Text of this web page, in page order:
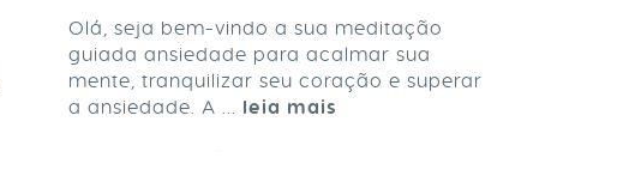
Olá, seja bem-vindo a sua meditação
guiada ansiedade para acalmar sua
mente, tranquilizar seu coração e superar
a ansiedade. A ... leia mais